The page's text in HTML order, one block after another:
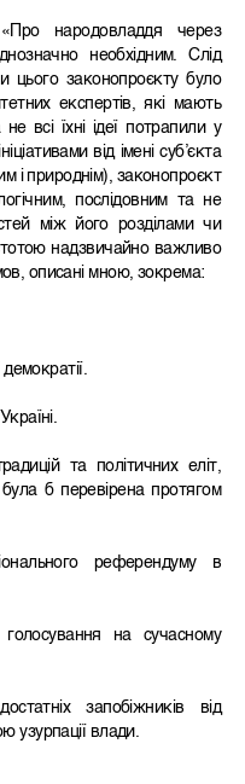
народовладдя через
необхідним. Слід
цього законопроєкту було
експертів, які мають
всі їхні ідеї потрапили у
від імені суб’єкта
і природнім), законопроєкт
послідовним та не
між його розділами чи
надзвичайно важливо
описані мною, зокрема:
демократії.
та політичних еліт,
б перевірена протягом
референдуму в
на сучасному
запобіжників від
узурпації влади.